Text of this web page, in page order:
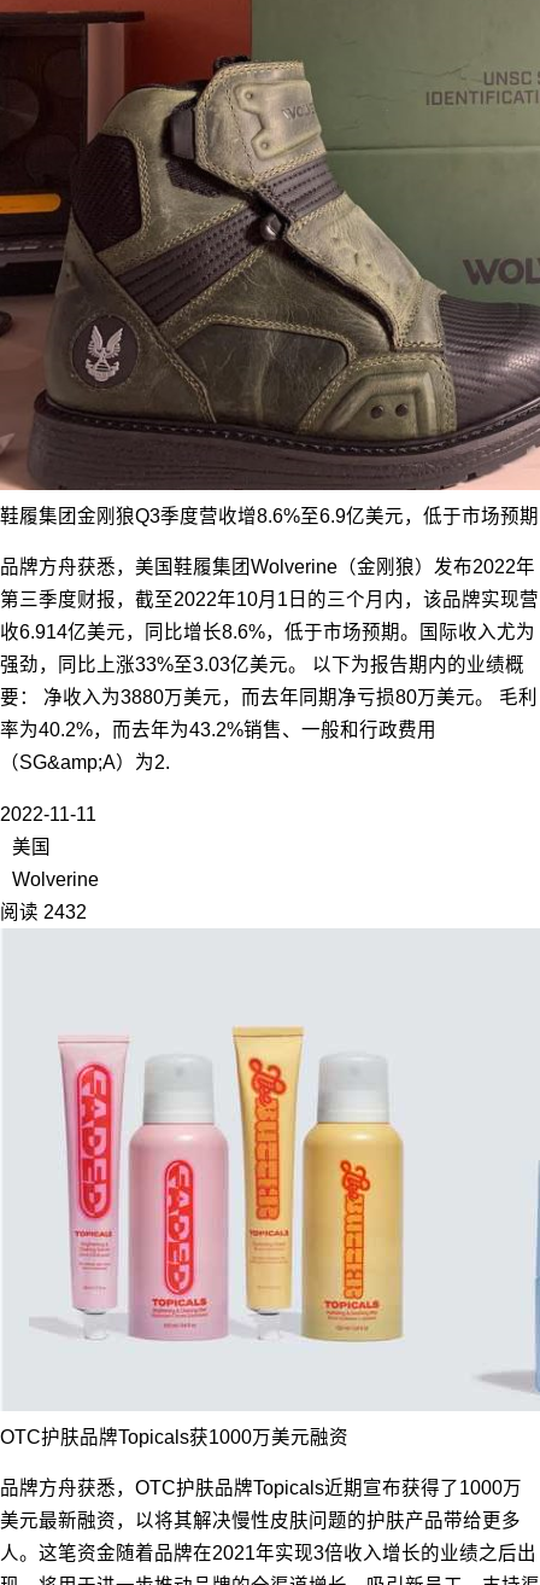
鞋履集团金刚狼Q3季度营收增8.6%至6.9亿美元，低于市场预期
品牌方舟获悉，美国鞋履集团Wolverine（金刚狼）发布2022年
第三季度财报，截至2022年10月1日的三个月内，该品牌实现营
收6.914亿美元，同比增长8.6%，低于市场预期。国际收入尤为
强劲，同比上涨33%至3.03亿美元。 以下为报告期内的业绩概
要： 净收入为3880万美元，而去年同期净亏损80万美元。 毛利
率为40.2%，而去年为43.2%销售、一般和行政费用
（SG&amp;A）为2.
2022-11-11
美国
Wolverine
阅读 2432
OTC护肤品牌Topicals获1000万美元融资
品牌方舟获悉，OTC护肤品牌Topicals近期宣布获得了1000万
美元最新融资，以将其解决慢性皮肤问题的护肤产品带给更多
人。这笔资金随着品牌在2021年实现3倍收入增长的业绩之后出